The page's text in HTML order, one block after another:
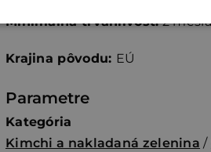
Minimálna trvanlivosť:2
Krajina pôvodu: EÚ
Parametre
Kategória
Kimchi a nakladaná zelenina /